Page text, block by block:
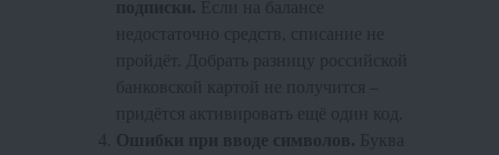
Если на балансе
пройдёт. Добрать разницу российской
банковской картой не получится –
Ошибки при вводе символов.
Буква